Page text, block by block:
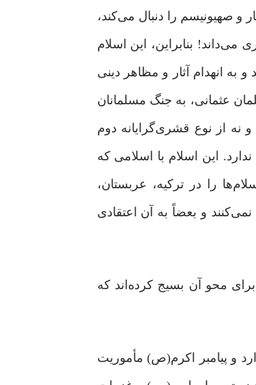
و صهیونیسم را دنبال می‌کند،
می‌داند! بنابراین، این اسلام
به انهدام آثار و مظاهر دینی
عثمانی، به جنگ مسلمانان
نه از نوع قشری‌گرایانه دوم
این اسلام با اسلامی که
را در ترکیه، عربستان،
و بعضاً به آن اعتقادی
محو آن بسیج کرده‌اند که
و پیامبر اکرم(ص) مأموریت